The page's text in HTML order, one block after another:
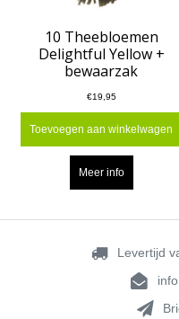
10 Theebloemen
Delightful Yellow +
bewaarzak
€19,95
Toevoegen aan winkelwagen
Meer info
Levertijd